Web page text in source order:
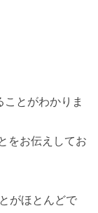
とがわかりま
をお伝えしてお
がほとんどで